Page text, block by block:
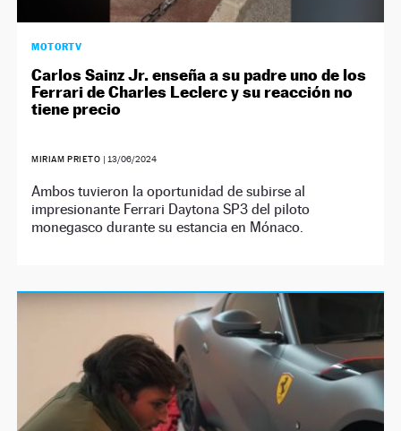
MOTORTV
Carlos Sainz Jr. enseña a su padre uno de los
Ferrari de Charles Leclerc y su reacción no
tiene precio
MIRIAM PRIETO | 13/06/2024
Ambos tuvieron la oportunidad de subirse al
impresionante Ferrari Daytona SP3 del piloto
monegasco durante su estancia en Mónaco.